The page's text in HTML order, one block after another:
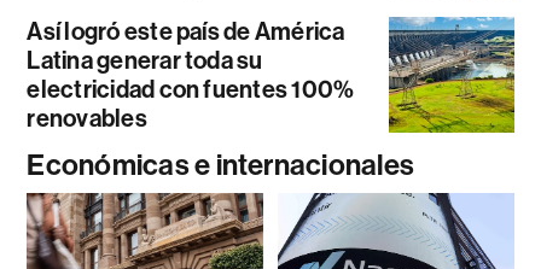
Así logró este país de América
Latina generar toda su
electricidad con fuentes 100%
renovables
Económicas e internacionales